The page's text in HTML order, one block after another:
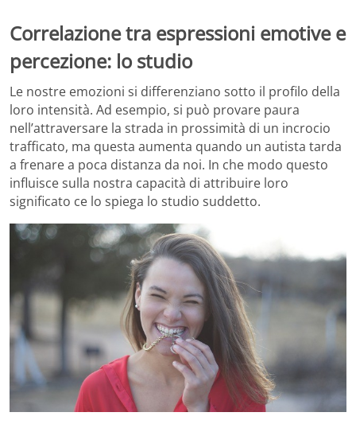
Correlazione tra espressioni emotive e
percezione: lo studio
Le nostre emozioni si differenziano sotto il profilo della
loro intensità. Ad esempio, si può provare paura
nell’attraversare la strada in prossimità di un incrocio
trafficato, ma questa aumenta quando un autista tarda
a frenare a poca distanza da noi. In che modo questo
influisce sulla nostra capacità di attribuire loro
significato ce lo spiega lo studio suddetto.